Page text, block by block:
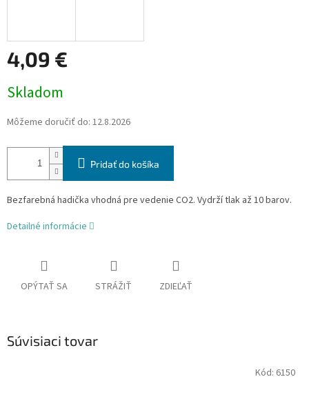
4,09 €
cena:
Skladom
Môžeme doručiť do: 12.8.2026
Pridať do košíka
Bezfarebná hadička vhodná pre vedenie CO2. Vydrží tlak až 10 barov.
Detailné informácie
OPÝTAŤ SA STRÁŽIŤ ZDIEĽAŤ
Súvisiaci tovar
Kód: 6150